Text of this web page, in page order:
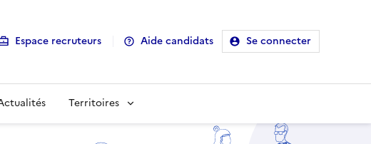
Espace recruteurs Aide candidats Se connecter
Territoires